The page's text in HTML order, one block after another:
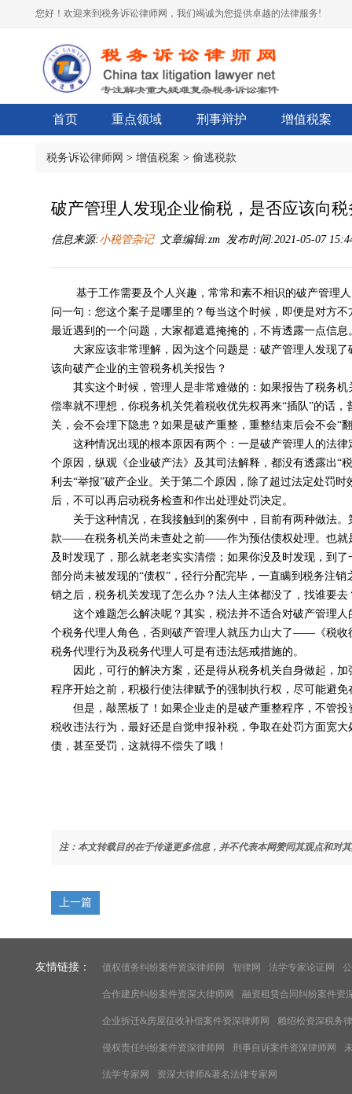
您好！欢迎来到税务诉讼律师网，我们竭诚为您提供卓越的法律服务!
首页 重点领域 刑事辩护 增值税案
税务诉讼律师网 > 增值税案 > 偷逃税款
破产管理人发现企业偷税，是否应该向
信息来源:小税管杂记文章编辑:zm 发布时间:2021-05-07
基于工作需要及个人兴趣，常常和素不相识的破产管理
问一句：您这个案子是哪里的？每当这个时候，即便是对方
最近遇到的一个问题，大家都遮遮掩掩的，不肯透露一点信息
大家应该非常理解，因为这个问题是：破产管理人发现了
该向破产企业的主管税务机关报告？
其实这个时候，管理人是非常难做的：如果报告了税务机
偿率就不理想，你税务机关凭着税收优先权再来“插队”的话
关，会不会埋下隐患？如果是破产重整，重整结束后会不会“
这种情况出现的根本原因有两个：一是破产管理人的法律
个原因，纵观《企业破产法》及其司法解释，都没有透露出“
利去“举报”破产企业。关于第二个原因，除了超过法定处罚
后，不可以再启动税务检查和作出处理处罚决定。
关于这种情况，在我接触到的案例中，目前有两种做法。
款——在税务机关尚未查处之前——作为预估债权处理。也就
及时发现了，那么就老老实实清偿；如果你没及时发现，到
部分尚未被发现的“债权”，径行分配完毕，一直瞒到税务注
销之后，税务机关发现了怎么办？法人主体都没了，找谁要去
这个难题怎么解决呢？其实，税法并不适合对破产管理人
个税务代理人角色，否则破产管理人就压力山大了——《税收
税务代理行为及税务代理人可是有违法惩戒措施的。
因此，可行的解决方案，还是得从税务机关自身做起，加
程序开始之前，积极行使法律赋予的强制执行权，尽可能避
但是，敲黑板了！如果企业走的是破产重整程序，不管投
税收违法行为，最好还是自觉申报补税，争取在处罚方面宽
债，甚至受罚，这就得不偿失了哦！
注：本文转载目的在于传递更多信息，并不代表本网赞同其观点和对
上一篇
友情链接： 债权债务纠纷案件资深律师网 智律网 法学专家论证网
合作建房纠纷案件资深大律师网 融资租赁合同纠纷案件资
企业拆迁&房屋征收补偿案件资深律师网 赖绍松资深税务
侵权责任纠纷案件资深律师网 刑事自诉案件资深律师网
法学专家网 资深大律师&著名法律专家网